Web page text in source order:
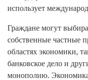
использует
Граждане могут
собственные частные
областях экономики,
банковское дело и
монополию. Экономика